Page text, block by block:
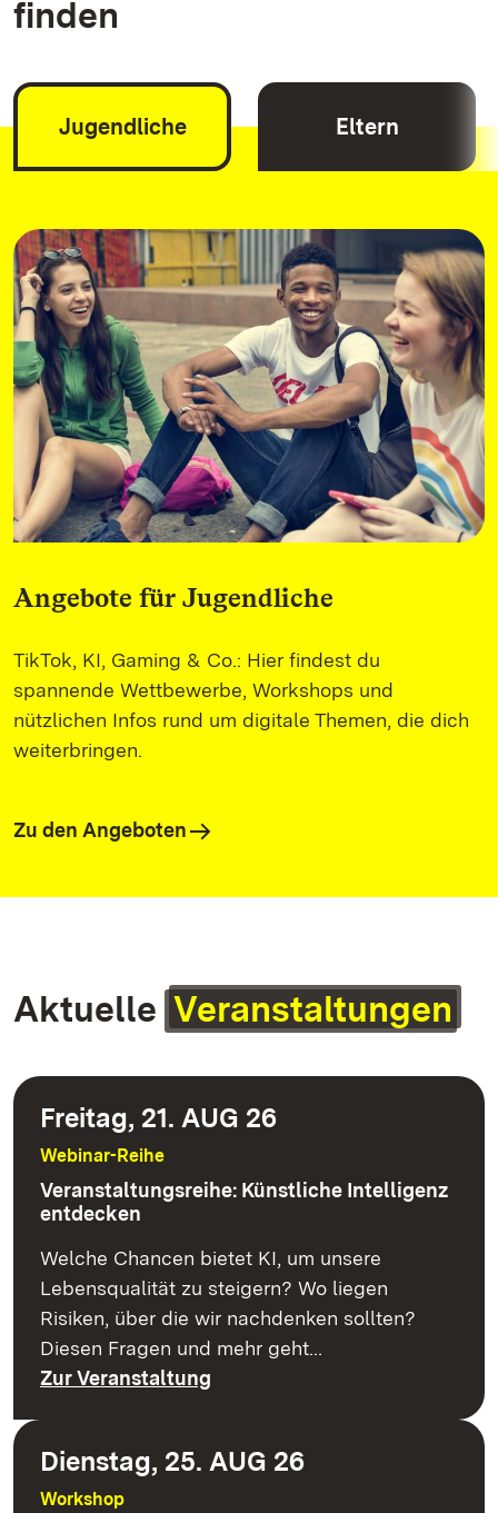
finden
Jugendliche Eltern
Angebote für Jugendliche
TikTok, KI, Gaming & Co.: Hier findest du
spannende Wettbewerbe, Workshops und
nützlichen Infos rund um digitale Themen, die dich
weiterbringen.
Zu den Angeboten
Aktuelle Veranstaltungen
Freitag, 21. AUG 26
Webinar-Reihe
Veranstaltungsreihe: Künstliche Intelligenz
entdecken
Welche Chancen bietet KI, um unsere
Lebensqualität zu steigern? Wo liegen
Risiken, über die wir nachdenken sollten?
Diesen Fragen und mehr geht…
Zur Veranstaltung
Dienstag, 25. AUG 26
Workshop